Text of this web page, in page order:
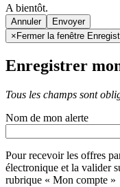
A bientôt.
Annuler
× Fermer la fenêtre
Enregistrer
Tous les champs sont
Nom de mon alerte
Pour recevoir les offres
électronique et la valider
rubrique « Mon compte »